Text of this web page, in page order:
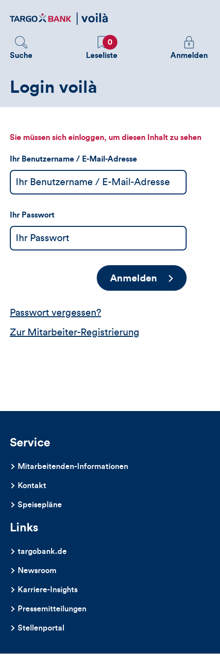
zum
Suche
Favoriten
0
Leseliste
Melden
Sie
sehen
Anmelden
Login voilà
Sie müssen sich einloggen, um diesen Inhalt zu sehen
Ihr Benutzername / E-Mail-Adresse
Ihr Passwort
Anmelden
Passwort vergessen?
Zur Mitarbeiter-Registrierung
Service
Mitarbeitenden-Informationen
Kontakt
Speisepläne
Links
targobank.de
Newsroom
Karriere-Insights
Pressemitteilungen
Stellenportal